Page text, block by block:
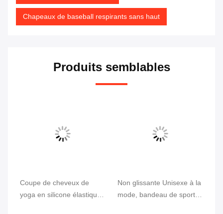
Chapeaux de baseball respirants sans haut
Produits semblables
Coupe de cheveux de
yoga en silicone élastique
Non glissante Unisexe à la
mode, bandeau de sport